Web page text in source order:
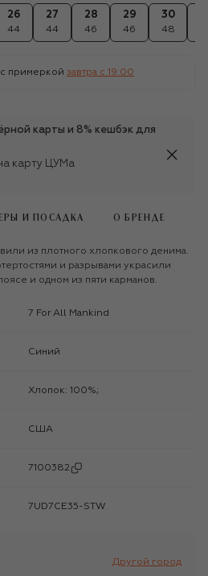
26
44
27
44
28
46
29
46
30
48
с примеркой завтра c 19:00
карты и 8% кешбэк для
карту ЦУМа
И ПОСАДКА О БРЕНДЕ
из плотного хлопкового денима.
и разрывами украсили
и одном из пяти карманов.
7 For All Mankind
Синий
Хлопок: 100%;
США
7100382
7UD7CE35-STW
Другой город